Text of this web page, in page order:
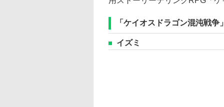
「ケイオスドラゴン混沌戦
イズミ